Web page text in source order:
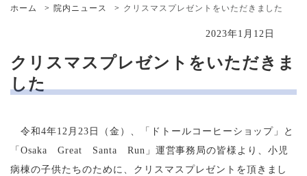
ホーム 院内ニュース クリスマスプレゼントをいただきました
2023年1月12日
クリスマスプレゼントをいただきま
した
令和4年12月23日（金）、「ドトールコーヒーショップ」と
「Osaka Great Santa Run」運営事務局の皆様より、小児
病棟の子供たちのために、クリスマスプレゼントを頂きまし